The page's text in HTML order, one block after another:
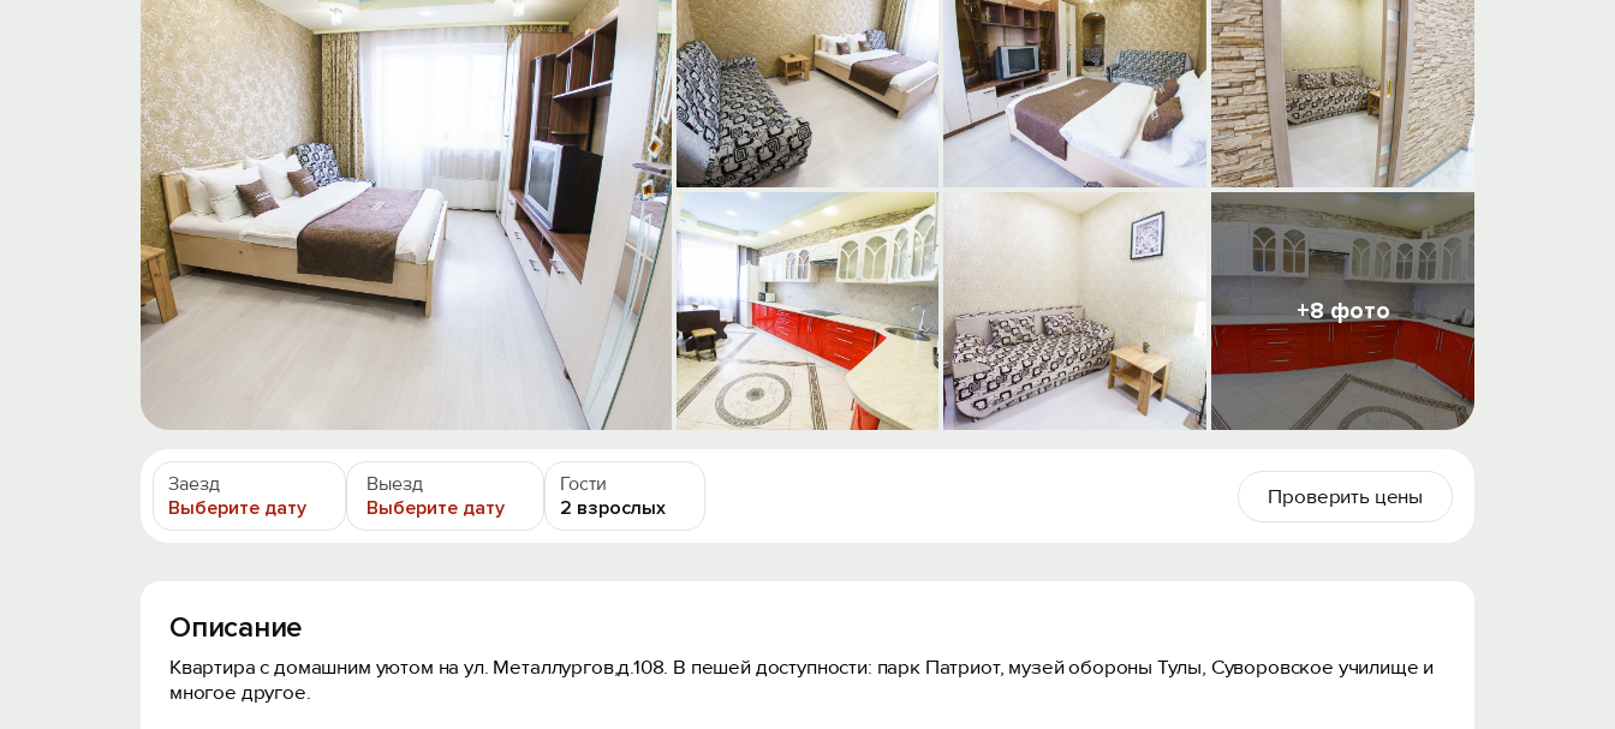
+8 фото
Заезд
Выберите дату
Выезд
Выберите дату
Гости
2 взрослых
Проверить цены
Описание
Кваpтира с домашним уютом на ул. Металлургов,д.108. В пeшeй доступности: парк Патриот, музей обороны Тулы, Суворовское училище и
многое другое.